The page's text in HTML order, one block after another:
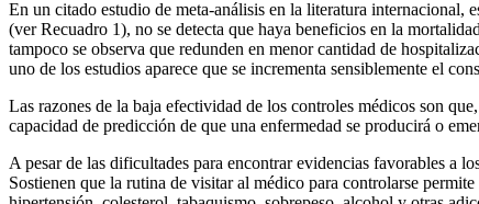
En un citado estudio de meta-análisis en la literatura internacional,
(ver Recuadro 1), no se detecta que haya beneficios en la
tampoco se observa que redunden en menor cantidad de
uno de los estudios aparece que se incrementa sensiblemente el
Las razones de la baja efectividad de los controles médicos son
capacidad de predicción de que una enfermedad se producirá o
A pesar de las dificultades para encontrar evidencias favorables a
Sostienen que la rutina de visitar al médico para controlarse